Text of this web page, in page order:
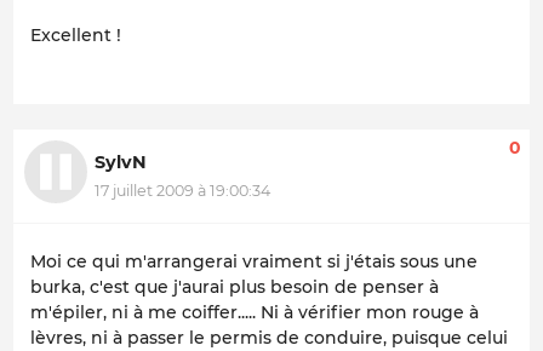
Excellent !
SylvN
17 juillet 2009 à 19:00:34
0
Moi ce qui m'arrangerai vraiment si j'étais sous une
burka, c'est que j'aurai plus besoin de penser à
m'épiler, ni à me coiffer..... Ni à vérifier mon rouge à
lèvres, ni à passer le permis de conduire, puisque celui